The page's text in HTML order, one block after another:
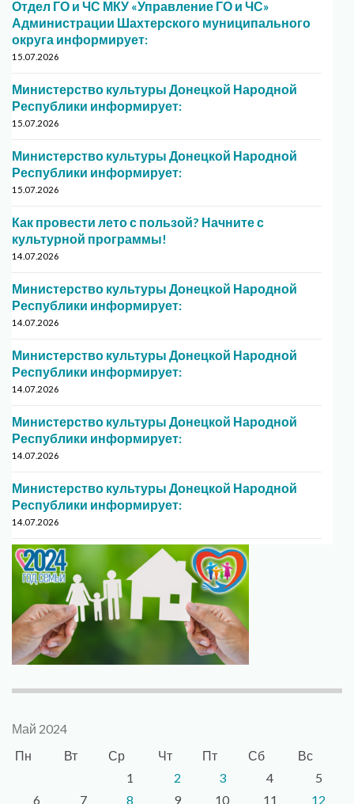
Отдел ГО и ЧС МКУ «Управление ГО и ЧС»
Администрации Шахтерского муниципального
округа информирует:
15.07.2026
Министерство культуры Донецкой Народной
Республики информирует:
15.07.2026
Министерство культуры Донецкой Народной
Республики информирует:
15.07.2026
Как провести лето с пользой? Начните с
культурной программы!
14.07.2026
Министерство культуры Донецкой Народной
Республики информирует:
14.07.2026
Министерство культуры Донецкой Народной
Республики информирует:
14.07.2026
Министерство культуры Донецкой Народной
Республики информирует:
14.07.2026
Министерство культуры Донецкой Народной
Республики информирует:
14.07.2026
Май 2024
Пн
Вт Ср Чт Пт Сб
Вс
1
2 3 4
5
6
7 8 9 10 11 12